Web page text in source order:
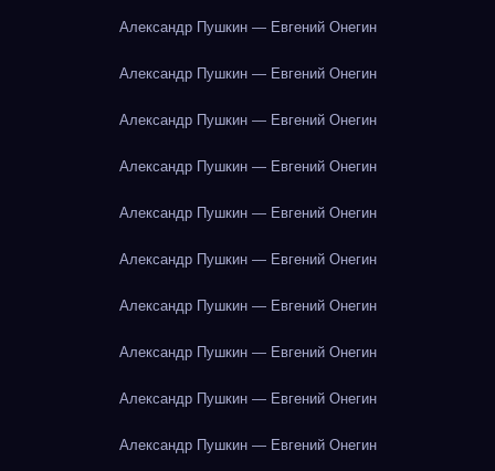
Александр Пушкин — Евгений Онегин
Александр Пушкин — Евгений Онегин
Александр Пушкин — Евгений Онегин
Александр Пушкин — Евгений Онегин
Александр Пушкин — Евгений Онегин
Александр Пушкин — Евгений Онегин
Александр Пушкин — Евгений Онегин
Александр Пушкин — Евгений Онегин
Александр Пушкин — Евгений Онегин
Александр Пушкин — Евгений Онегин